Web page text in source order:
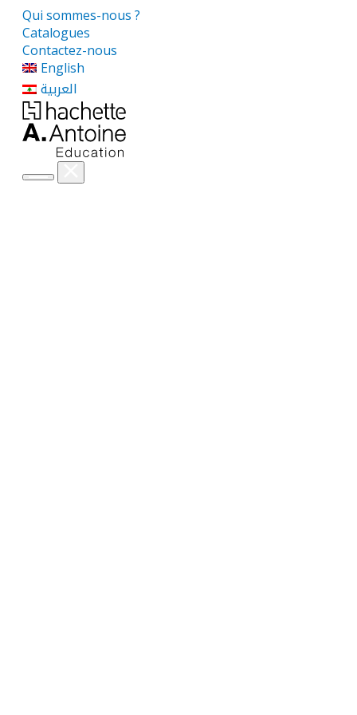
Qui sommes-nous ?
Catalogues
Contactez-nous
English
العربية